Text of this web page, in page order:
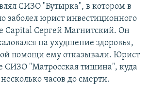
СИЗО "Бутырка", в котором в
заболел юрист инвестиционного
Capital Сергей Магнитский. Он
на ухудшение здоровья,
помощи ему отказывали. Юрист
СИЗО "Матросская тишина", куда
часов до смерти.